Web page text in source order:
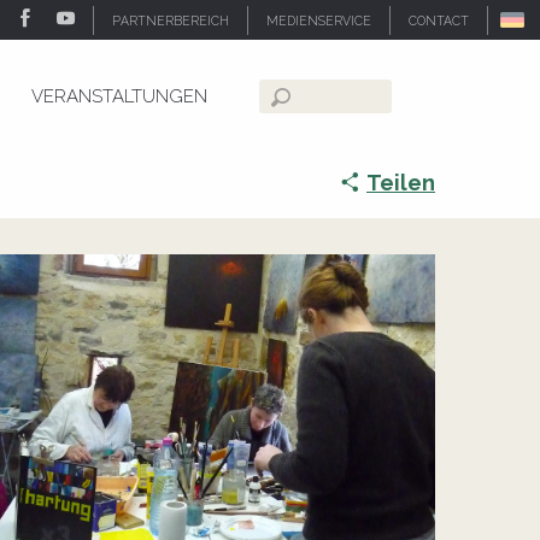
PARTNERBEREICH MEDIENSERVICE CONTACT
VERANSTALTUNGEN
Suche
Teilen